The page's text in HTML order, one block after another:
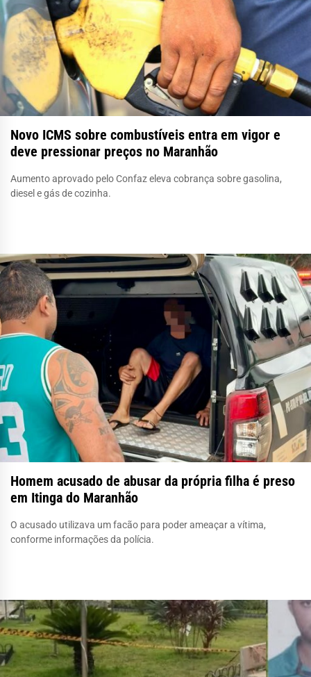
Novo ICMS sobre combustíveis entra em vigor e
deve pressionar preços no Maranhão
Aumento aprovado pelo Confaz eleva cobrança sobre gasolina,
diesel e gás de cozinha.
Homem acusado de abusar da própria filha é preso
em Itinga do Maranhão
O acusado utilizava um facão para poder ameaçar a vítima,
conforme informações da polícia.